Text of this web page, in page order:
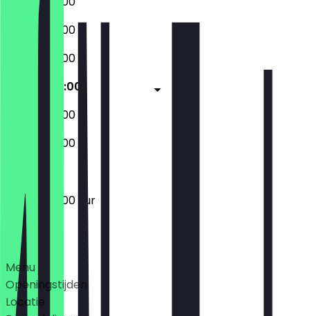
07:30 - 20:00
07:30 - 20:00
07:30 - 20:00
07:30 - 20:00
07:30 - 20:00
07:30 - 20:00 uur
Deals
Menu
Openingstijden
Locatie